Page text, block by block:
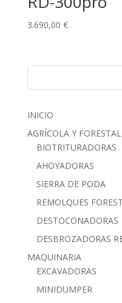
3.690,00 €
INICIO
AGRÍCOLA Y FORESTAL
BIOTRITURADORAS
AHOYADORAS
SIERRA DE PODA
REMOLQUES
DESTOCONADORAS
DESBROZADORAS
MAQUINARIA
EXCAVADORAS
MINIDUMPER